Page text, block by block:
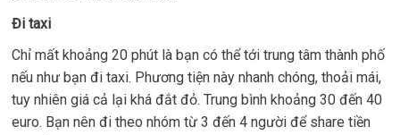
Đi taxi
Chỉ mất khoảng 20 phút là bạn có thể tới trung tâm thành phố
nếu như bạn đi taxi. Phương tiện này nhanh chóng, thoải mái,
tuy nhiên giá cả lại khá đắt đỏ. Trung bình khoảng 30 đến 40
euro. Bạn nên đi theo nhóm từ 3 đến 4 người để share tiền